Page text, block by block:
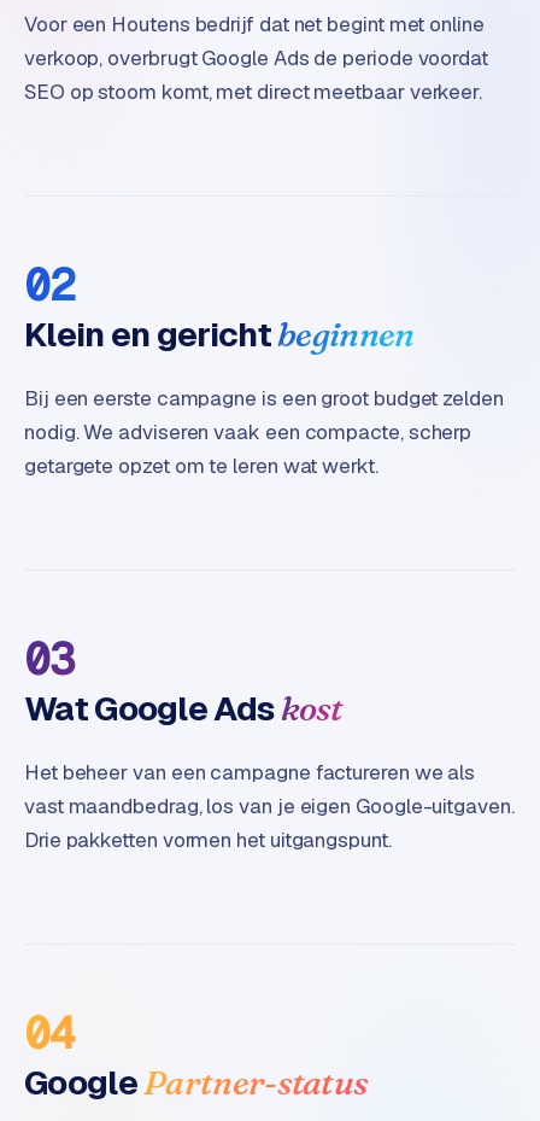
W
o
o
e
r
i
u
r
I
r
i
e
e
B
2
B
l
u
Voor een Houtens bedrijf dat net begint met online
verkoop, overbrugt Google Ads de periode voordat
SEO op stoom komt, met direct meetbaar verkeer.
02
Klein en gerichtbeginnen
Bij een eerste campagne is een groot budget zelden
nodig. We adviseren vaak een compacte, scherp
getargete opzet om te leren wat werkt.
03
Wat Google Adskost
Het beheer van een campagne factureren we als
vast maandbedrag, los van je eigen Google-uitgaven.
Drie pakketten vormen het uitgangspunt.
04
GooglePartner-status